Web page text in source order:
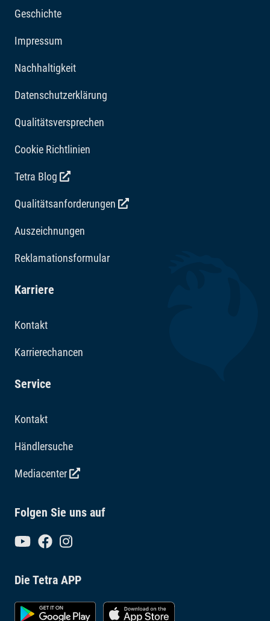
Geschichte
Impressum
Nachhaltigkeit
Datenschutzerklärung
Qualitätsversprechen
Cookie Richtlinien
Tetra Blog
Qualitätsanforderungen
Auszeichnungen
Reklamationsformular
Karriere
Kontakt
Karrierechancen
Service
Kontakt
Händlersuche
Mediacenter
Folgen Sie uns auf
Die Tetra APP